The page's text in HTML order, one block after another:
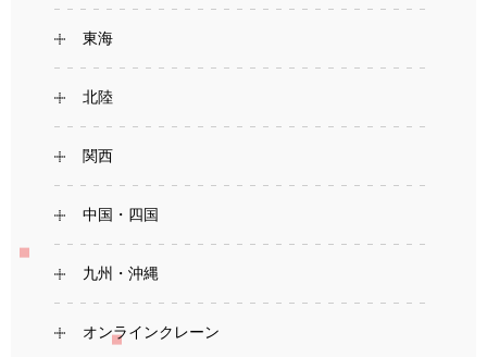
東海
北陸
関西
中国・四国
九州・沖縄
オンラインクレーン